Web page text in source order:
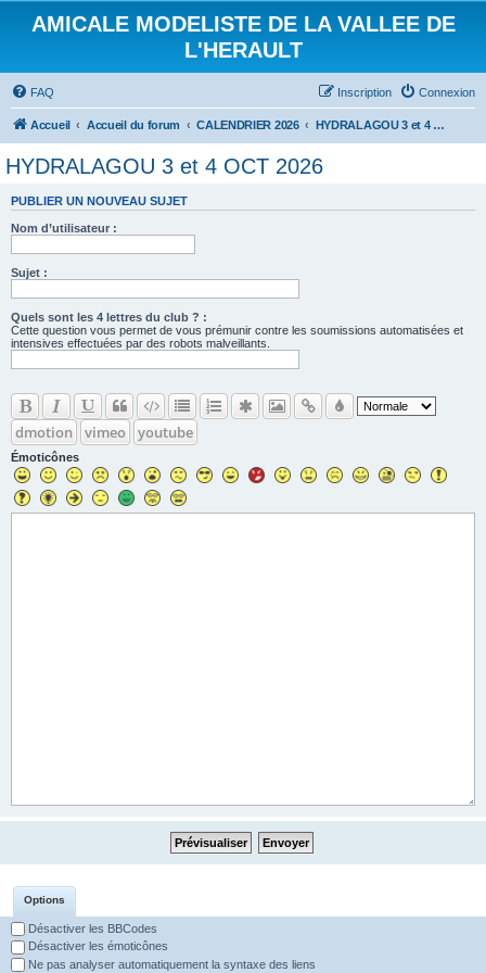
AMICALE MODELISTE DE LA VALLEE DE
L'HERAULT
FAQ Connexion
Inscription
Accueil Accueil du forum CALENDRIER 2026 HYDRALAGOU 3 et 4 OCT 2026
HYDRALAGOU 3 et 4 OCT 2026
PUBLIER UN NOUVEAU SUJET
Nom d’utilisateur :
Sujet :
Quels sont les 4 lettres du club ? :
Cette question vous permet de vous prémunir contre les soumissions automatisées et
intensives effectuées par des robots malveillants.
dmotion vimeo youtube
Émoticônes
Options
Désactiver les BBCodes
Désactiver les émoticônes
Ne pas analyser automatiquement la syntaxe des liens